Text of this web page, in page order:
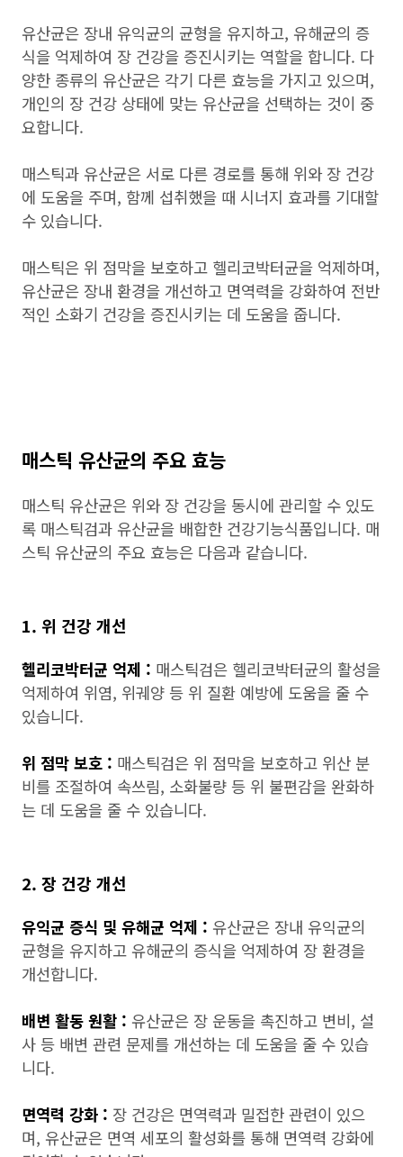
유산균은 장내 유익균의 균형을 유지하고, 유해균의 증
식을 억제하여 장 건강을 증진시키는 역할을 합니다. 다
양한 종류의 유산균은 각기 다른 효능을 가지고 있으며,
개인의 장 건강 상태에 맞는 유산균을 선택하는 것이 중
요합니다.
매스틱과 유산균은 서로 다른 경로를 통해 위와 장 건강
에 도움을 주며, 함께 섭취했을 때 시너지 효과를 기대할
수 있습니다.
매스틱은 위 점막을 보호하고 헬리코박터균을 억제하며,
유산균은 장내 환경을 개선하고 면역력을 강화하여 전반
적인 소화기 건강을 증진시키는 데 도움을 줍니다.
매스틱 유산균의 주요 효능
매스틱 유산균은 위와 장 건강을 동시에 관리할 수 있도
록 매스틱검과 유산균을 배합한 건강기능식품입니다. 매
스틱 유산균의 주요 효능은 다음과 같습니다.
1. 위 건강 개선
헬리코박터균 억제 : 매스틱검은 헬리코박터균의 활성을
억제하여 위염, 위궤양 등 위 질환 예방에 도움을 줄 수
있습니다.
위 점막 보호 : 매스틱검은 위 점막을 보호하고 위산 분
비를 조절하여 속쓰림, 소화불량 등 위 불편감을 완화하
는 데 도움을 줄 수 있습니다.
2. 장 건강 개선
유익균 증식 및 유해균 억제 : 유산균은 장내 유익균의
균형을 유지하고 유해균의 증식을 억제하여 장 환경을
개선합니다.
배변 활동 원활 : 유산균은 장 운동을 촉진하고 변비, 설
사 등 배변 관련 문제를 개선하는 데 도움을 줄 수 있습
니다.
면역력 강화 : 장 건강은 면역력과 밀접한 관련이 있으
며, 유산균은 면역 세포의 활성화를 통해 면역력 강화에